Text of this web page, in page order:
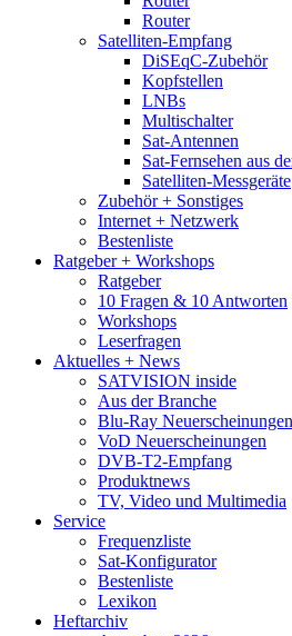
Router
Satelliten-Empfang
DiSEqC-Zubehör
Kopfstellen
LNBs
Multischalter
Sat-Antennen
Sat-Fernsehen aus
Satelliten-Messgeräte
Zubehör + Sonstiges
Internet + Netzwerk
Bestenliste
Ratgeber + Workshops
Ratgeber
10 Fragen & 10 Antworten
Workshops
Leserfragen
Aktuelles + News
SATVISION inside
Aus der Branche
Blu-Ray Neuerscheinungen
VoD Neuerscheinungen
DVB-T2-Empfang
Produktnews
TV, Video und Multimedia
Service
Frequenzliste
Sat-Konfigurator
Bestenliste
Lexikon
Heftarchiv